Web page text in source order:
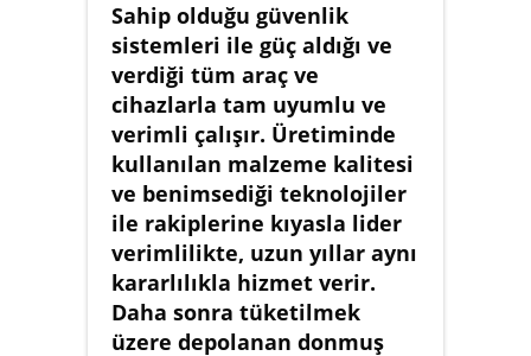
Sahip olduğu güvenlik
sistemleri ile güç aldığı ve
verdiği tüm araç ve
cihazlarla tam uyumlu ve
verimli çalışır. Üretiminde
kullanılan malzeme kalitesi
ve benimsediği teknolojiler
ile rakiplerine kıyasla lider
verimlilikte, uzun yıllar aynı
kararlılıkla hizmet verir.
Daha sonra tüketilmek
üzere depolanan donmuş